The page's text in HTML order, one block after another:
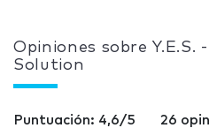
Opiniones sobre Y.E.S.
Solution
Puntuación: 4,6/5 26